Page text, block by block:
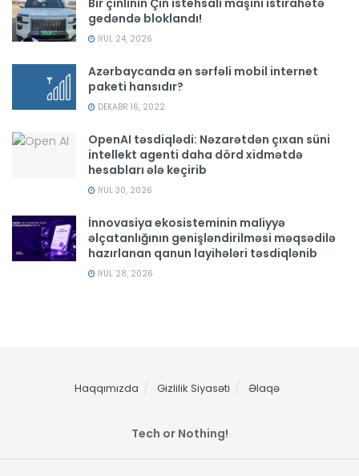
Bir çinlinin Çin istehsalı maşını istirahətə
gedəndə bloklandı!
İYUL 24, 2026
Azərbaycanda ən sərfəli mobil internet
paketi hansıdır?
DEKABR 16, 2022
OpenAI təsdiqlədi: Nəzarətdən çıxan süni
intellekt agenti daha dörd xidmətdə
hesabları ələ keçirib
İYUL 30, 2026
İnnovasiya ekosisteminin maliyyə
əlçatanlığının genişləndirilməsi məqsədilə
hazırlanan qanun layihələri təsdiqlənib
İYUL 28, 2026
Haqqımızda Gizlilik Siyasəti Əlaqə
Tech or Nothing!